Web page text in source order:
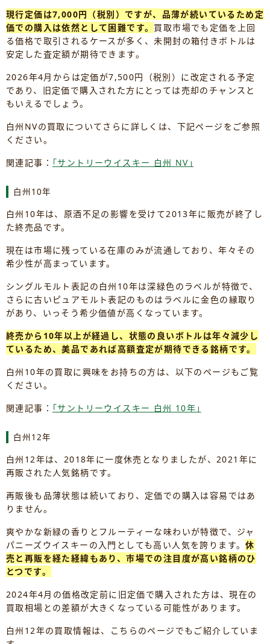
現行定価は7,000円（税別）ですが、品薄が続いているため定
価での購入は依然として困難です。 買取市場でも定価を上回
る価格で取引されるケースが多く、未開封の箱付きボトルは
安定した査定額が期待できます。
2026年4月からは定価が7,500円（税別）に改定される予定
であり、旧定価で購入された方にとっては売却のチャンスと
もいえるでしょう。
白州NVの買取についてさらに詳しくは、下記ページをご参照
ください。
関連記事： ｢サントリーウイスキー 白州 NV｣
白州10年
白州10年は、原酒不足の影響を受けて2013年に販売が終了し
た終売品です。
現在は市場に残っている在庫のみが流通しており、年々その
希少性が高まっています。
シングルモルト表記の白州10年は深緑色のラベルが特徴で、
さらに古いピュアモルト表記のものはラベルに金色の縁取り
があり、いっそう希少価値が高くなっています。
終売から10年以上が経過し、状態の良いボトルは年々減少し
ているため、美品であれば高額査定が期待できる銘柄です。
白州10年の買取に興味をお持ちの方は、以下のページもご覧
ください。
関連記事： ｢サントリーウイスキー 白州 10年｣
白州12年
白州12年は、2018年に一度休売となりましたが、2021年に
再販された人気銘柄です。
再販後も品薄状態は続いており、定価での購入は容易ではあ
りません。
爽やかな新緑の香りとフルーティーな味わいが特徴で、ジャ
パニーズウイスキーの入門としても高い人気を誇ります。休
売と再販を経た経緯もあり、市場での注目度が高い銘柄のひ
とつです。
2024年4月の価格改定前に旧定価で購入された方は、現在の
買取相場との差額が大きくなっている可能性があります。
白州12年の買取情報は、こちらのページでもご紹介していま